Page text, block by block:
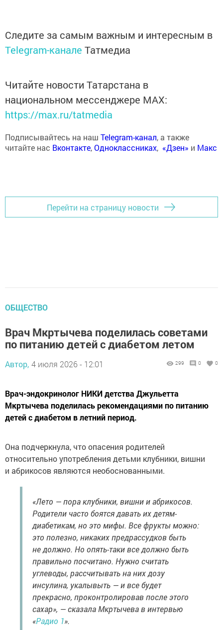
Следите за самым важным и интересным в
Telegram-канале Татмедиа
Читайте новости Татарстана в
национальном мессенджере MАХ:
https://max.ru/tatmedia
Подписывайтесь на наш Telegram-канал, а также
читайте нас Вконтакте,Одноклассниках, «Дзен» и Макс
Перейти на страницу новости
ОБЩЕСТВО
Врач Мкртычева поделилась советами
по питанию детей с диабетом летом
Автор, 4 июля 2026 - 12:01 299 0 0
Врач-эндокринолог НИКИ детства Джульетта
Мкртычева поделилась рекомендациями по питанию
детей с диабетом в летний период.
Она подчеркнула, что опасения родителей
относительно употребления детьми клубники, вишни
и абрикосов являются необоснованными.
«Лето — пора клубники, вишни и абрикосов.
Родители часто боятся давать их детям-
диабетикам, но это мифы. Все фрукты можно:
это полезно, никаких предрассудков быть
не должно. Но опять-таки все должно быть
правильно посчитано. Нужно считать
углеводы, рассчитывать на них дозу
инсулина, укалывыть — и все будет
прекрасно, проконтролировав после этого
сахар», — сказала Мкртычева в интервью
«Радио 1».